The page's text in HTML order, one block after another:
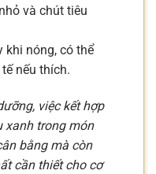
và chút tiêu
khi nóng, có thể
nếu thích.
việc kết hợp
xanh trong món
bằng mà còn
cần thiết cho cơ